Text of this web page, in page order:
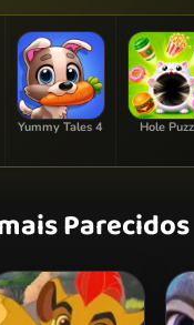
Yummy Tales 4 Hole
Parecidos